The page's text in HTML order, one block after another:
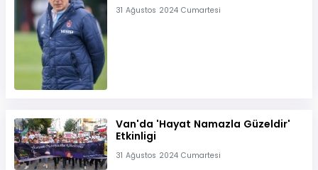
31 Ağustos 2024 Cumartesi
Van'da 'Hayat Namazla Güzeldir'
Etkinligi
31 Ağustos 2024 Cumartesi